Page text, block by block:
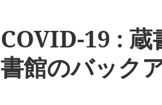
COVID-19 : 蔵
書館のバック